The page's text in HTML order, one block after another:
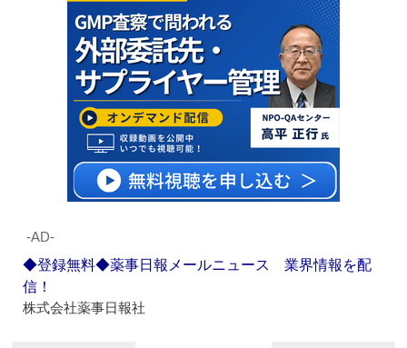
‐AD‐
◆登録無料◆薬事日報メールニュース 業界情報を配
信！
株式会社薬事日報社